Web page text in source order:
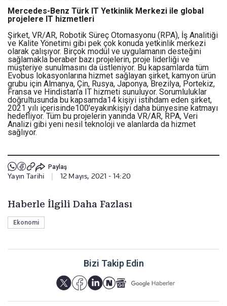
Mercedes-Benz Türk IT Yetkinlik Merkezi ile global
projelere IT hizmetleri
Şirket, VR/AR, Robotik Süreç Otomasyonu (RPA), İş Analitiği
ve Kalite Yönetimi gibi pek çok konuda yetkinlik merkezi
olarak çalışıyor. Birçok modül ve uygulamanın desteğini
sağlamakla beraber bazı projelerin, proje liderliği ve
müşteriye sunulmasını da üstleniyor. Bu kapsamlarda tüm
Evobus lokasyonlarına hizmet sağlayan şirket, kamyon ürün
grubu için Almanya, Çin, Rusya, Japonya, Brezilya, Portekiz,
Fransa ve Hindistan'a IT hizmeti sunuluyor. Sorumluluklar
doğrultusunda bu kapsamda14 kişiyi istihdam eden şirket,
2021 yılı içerisinde100'eyakınkişiyi daha bünyesine katmayı
hedefliyor. Tüm bu projelerin yanında VR/AR, RPA, Veri
Analizi gibi yeni nesil teknoloji ve alanlarda da hizmet
sağlıyor.
Paylaş
Yayın Tarihi 12 Mayıs, 2021 - 14:20
Haberle İlgili Daha Fazlası
Ekonomi
Bizi Takip Edin